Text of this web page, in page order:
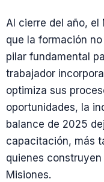
Al cierre del año,
que la formación
pilar fundamental
trabajador
optimiza sus
oportunidades, la
balance de 2025
capacitación, más
quienes
Misiones.